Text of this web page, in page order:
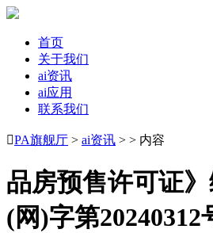
首页
关于我们
ai资讯
ai应用
联系我们
PA旗舰厅 > ai资讯 > > 内容
品房预售许可证
(网)字第20240312